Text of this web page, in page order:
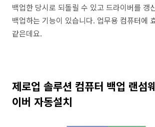
백업한 당시로 되돌릴 수 있고 드라이버를 갱
백업하는 기능이 있습니다. 업무용 컴퓨터에
같은데요.
제로업 솔루션 컴퓨터 백업 랜섬
이버 자동설치